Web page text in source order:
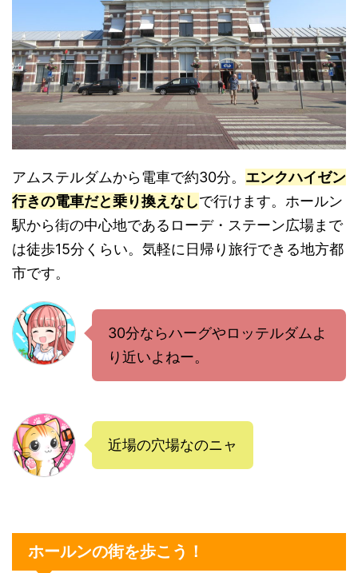
アムステルダムから電車で約30分。 エンクハイゼン
行きの電車だと乗り換えなしで行けます。ホールン
駅から街の中心地であるローデ・ステーン広場まで
は徒歩15分くらい。気軽に日帰り旅行できる地方都
市です。
30分ならハーグやロッテルダムよ
り近いよねー。
近場の穴場なのニャ
ホールンの街を歩こう！